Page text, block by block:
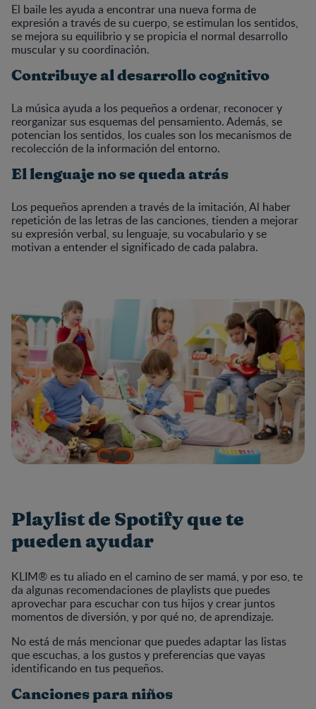
El baile les ayuda a encontrar una nueva forma de
expresión a través de su cuerpo, se estimulan los sentidos,
se mejora su equilibrio y se propicia el normal desarrollo
muscular y su coordinación.
Contribuye al desarrollo cognitivo
La música ayuda a los pequeños a ordenar, reconocer y
reorganizar sus esquemas del pensamiento. Además, se
potencian los sentidos, los cuales son los mecanismos de
recolección de la información del entorno.
El lenguaje no se queda atrás
Los pequeños aprenden a través de la imitación, Al haber
repetición de las letras de las canciones, tienden a mejorar
su expresión verbal, su lenguaje, su vocabulario y se
motivan a entender el significado de cada palabra.
Playlist de Spotify que te
pueden ayudar
KLIM® es tu aliado en el camino de ser mamá, y por eso, te
da algunas recomendaciones de playlists que puedes
aprovechar para escuchar con tus hijos y crear juntos
momentos de diversión, y por qué no, de aprendizaje.
No está de más mencionar que puedes adaptar las listas
que escuchas, a los gustos y preferencias que vayas
identificando en tus pequeños.
Canciones para niños